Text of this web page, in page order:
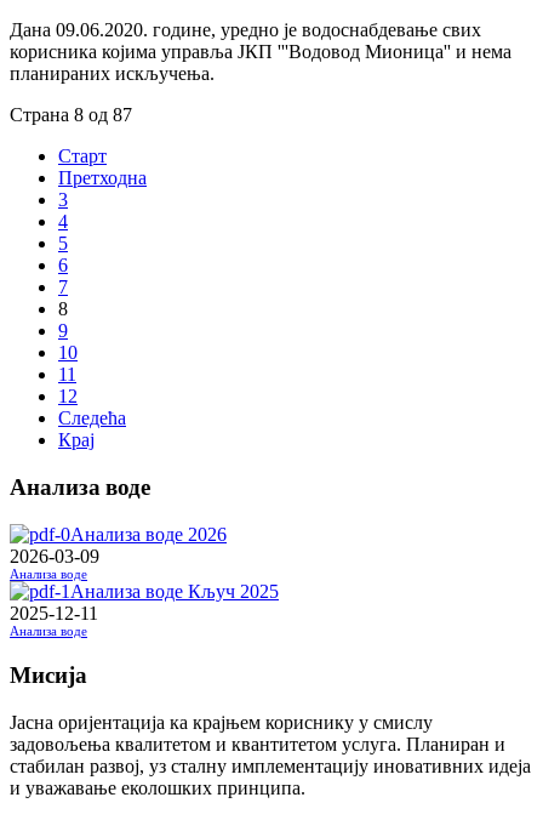
Дана 09.06.2020. године, уредно је водоснабдевање свих
корисника којима управља ЈКП '''Водовод Мионица'' и нема
планираних искључења.
Страна 8 од 87
Старт
Претходна
3
4
5
6
7
8
9
10
11
12
Следећа
Крај
Анализа воде
Анализа воде 2026
2026-03-09
Анализа воде
Анализа воде Кључ 2025
2025-12-11
Анализа воде
Мисија
Јасна оријентација ка крајњем кориснику у смислу
задовољења квалитетом и квантитетом услуга. Планиран и
стабилан развој, уз сталну имплементацију иновативних идеја
и уважавање еколошких принципа.